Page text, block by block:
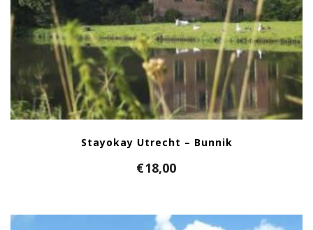
Stayokay Utrecht – Bunnik
€18,00